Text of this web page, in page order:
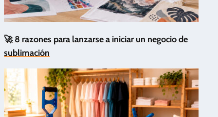
🚀 8 razones para lanzarse a iniciar un negocio de
sublimación